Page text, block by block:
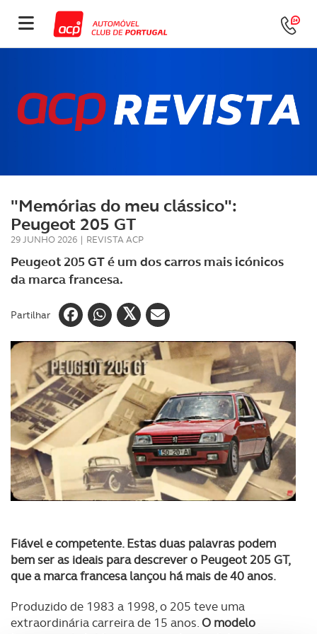
"Memórias do meu clássico":
Peugeot 205 GT
29 JUNHO 2026 | REVISTA ACP
Peugeot 205 GT é um dos carros mais icónicos
da marca francesa.
Partilhar
Fiável e competente. Estas duas palavras podem
bem ser as ideais para descrever o Peugeot 205 GT,
que a marca francesa lançou há mais de 40 anos.
Produzido de 1983 a 1998, o 205 teve uma
extraordinária carreira de 15 anos.O modelo